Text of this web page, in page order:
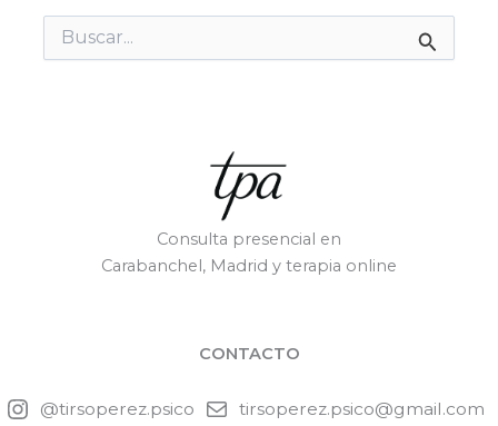
Buscar
por:
Consulta presencial en
Carabanchel, Madrid y terapia online
CONTACTO
@tirsoperez.psico tirsoperez.psico@gmail.com